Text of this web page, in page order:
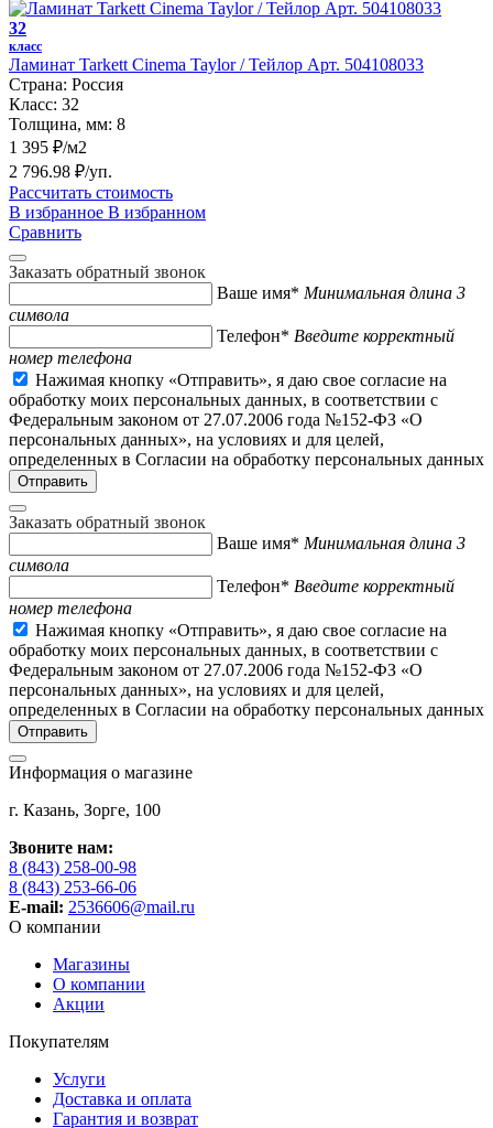
32
класс
Ламинат Tarkett Cinema Taylor / Тейлор Арт. 504108033
Страна: Россия
Класс: 32
Толщина, мм: 8
1 395 ₽/м2
2 796.98 ₽/уп.
Рассчитать стоимость
В избранное В избранном
Сравнить
Заказать обратный звонок
Ваше имя* Минимальная длина 3
символа
Телефон* Введите корректный
номер телефона
Нажимая кнопку «Отправить», я даю свое согласие на
обработку моих персональных данных, в соответствии с
Федеральным законом от 27.07.2006 года №152-ФЗ «О
персональных данных», на условиях и для целей,
определенных в Согласии на обработку персональных данных
Заказать обратный звонок
Ваше имя* Минимальная длина 3
символа
Телефон* Введите корректный
номер телефона
Нажимая кнопку «Отправить», я даю свое согласие на
обработку моих персональных данных, в соответствии с
Федеральным законом от 27.07.2006 года №152-ФЗ «О
персональных данных», на условиях и для целей,
определенных в Согласии на обработку персональных данных
Информация о магазине
г. Казань, Зорге, 100
Звоните нам:
8 (843) 258-00-98
8 (843) 253-66-06
E-mail: 2536606@mail.ru
О компании
Магазины
О компании
Акции
Покупателям
Услуги
Доставка и оплата
Гарантия и возврат